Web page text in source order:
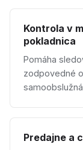
Kontrola v
pokladnica
Pomáha
zodpovedné
Predajne a